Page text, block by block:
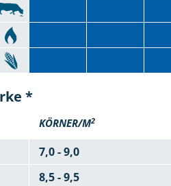
*
KÖRNER/M2
7,0 - 9,0
8,5 - 9,5